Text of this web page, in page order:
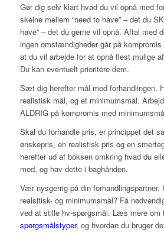
Gør dig selv klart hvad du vil opnå med
skelne mellem “need to have” – det du
have” – det du gerne vil opnå. Aftal med
ingen omstændigheder går på kompromis
at du vil arbejde for at opnå flest mulige
Du kan eventuelt prioritere dem.
Sæt dig herefter mål med forhandlingen.
realistisk mål, og et minimumsmål.
ALDRIG på kompromis med
Skal du forhandle pris, er princippet det
ønskepris, en realistisk pris og en
herefter ud af boksen omkring hvad du
med, og hav dette i baghånden.
Vær nysgerrig på din forhandlingspartner.
realsitisk- og minimumsmål? Få
ved at stille hv-spørgsmål. Læs mere om
spørgsmålstyper, og hvordan du bruger